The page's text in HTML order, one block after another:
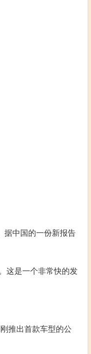
据中国的一份新报告
这是一个非常快的发
推出首款车型的公